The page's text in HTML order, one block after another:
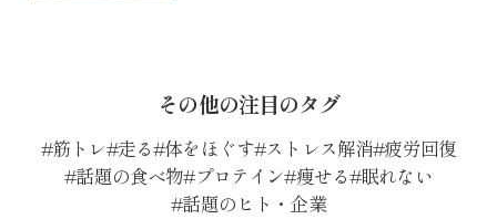
その他の注目のタグ
筋トレ 走る 体をほぐす ストレス解消 疲労回復
話題の食べ物 プロテイン 痩せる 眠れない
話題のヒト・企業